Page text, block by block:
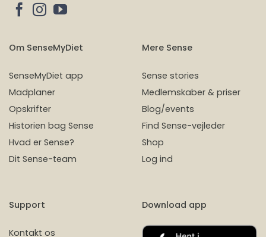
Om SenseMyDiet
SenseMyDiet app
Madplaner
Opskrifter
Historien bag Sense
Hvad er Sense?
Dit Sense-team
Mere Sense
Sense stories
Medlemskaber & priser
Blog/events
Find Sense-vejleder
Shop
Log ind
Support
Kontakt os
Download app